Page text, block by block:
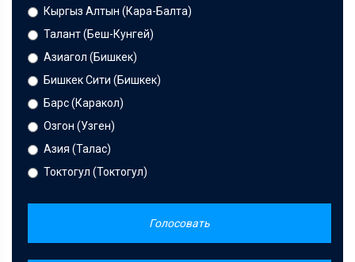
Кыргыз Алтын (Кара-Балта)
Талант (Беш-Кунгей)
Азиагол (Бишкек)
Бишкек Сити (Бишкек)
Барс (Каракол)
Озгон (Узген)
Азия (Талас)
Токтогул (Токтогул)
Голосовать